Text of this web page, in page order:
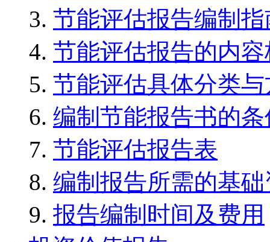
节能评估报告编制指
节能评估报告的内
节能评估具体分类
编制节能报告书的条
节能评估报告表
编制报告所需的基
报告编制时间及费用